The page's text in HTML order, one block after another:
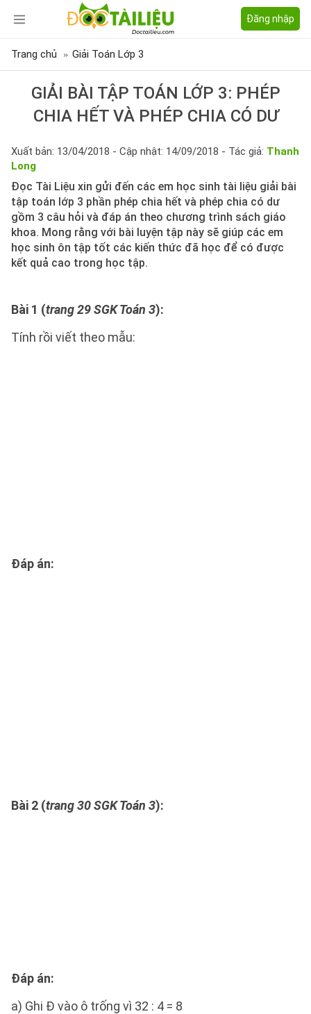
Đăng nhập
Trang chủ Giải Toán Lớp 3
GIẢI BÀI TẬP TOÁN LỚP 3: PHÉP
CHIA HẾT VÀ PHÉP CHIA CÓ DƯ
Xuất bản: 13/04/2018 - Cập nhật: 14/09/2018 - Tác giả: Thanh
Long
Đọc Tài Liệu xin gửi đến các em học sinh tài liệu giải bài
tập toán lớp 3 phần phép chia hết và phép chia có dư
gồm 3 câu hỏi và đáp án theo chương trình sách giáo
khoa. Mong rằng với bài luyện tập này sẽ giúp các em
học sinh ôn tập tốt các kiến thức đã học để có được
kết quả cao trong học tập.
Bài 1 (trang 29 SGK Toán 3):
Tính rồi viết theo mẫu:
Đáp án:
Bài 2 (trang 30 SGK Toán 3):
Đáp án:
a) Ghi Đ vào ô trống vì 32 : 4 = 8